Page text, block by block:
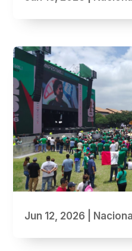
Jun 12, 2026